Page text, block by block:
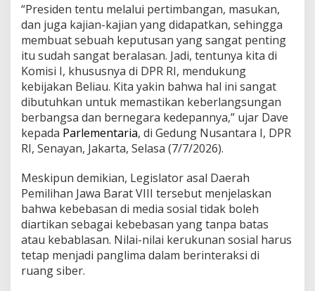
“Presiden tentu melalui pertimbangan, masukan,
dan juga kajian-kajian yang didapatkan, sehingga
membuat sebuah keputusan yang sangat penting
itu sudah sangat beralasan. Jadi, tentunya kita di
Komisi I, khususnya di DPR RI, mendukung
kebijakan Beliau. Kita yakin bahwa hal ini sangat
dibutuhkan untuk memastikan keberlangsungan
berbangsa dan bernegara kedepannya,” ujar Dave
kepada Parlementaria, di Gedung Nusantara I, DPR
RI, Senayan, Jakarta, Selasa (7/7/2026).
Meskipun demikian, Legislator asal Daerah
Pemilihan Jawa Barat VIII tersebut menjelaskan
bahwa kebebasan di media sosial tidak boleh
diartikan sebagai kebebasan yang tanpa batas
atau kebablasan. Nilai-nilai kerukunan sosial harus
tetap menjadi panglima dalam berinteraksi di
ruang siber.